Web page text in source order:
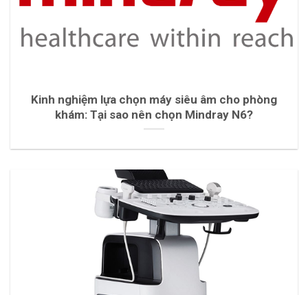
Kinh nghiệm lựa chọn máy siêu âm cho phòng
khám: Tại sao nên chọn Mindray N6?